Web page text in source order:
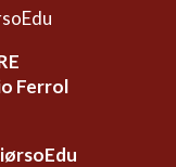
Ferrol